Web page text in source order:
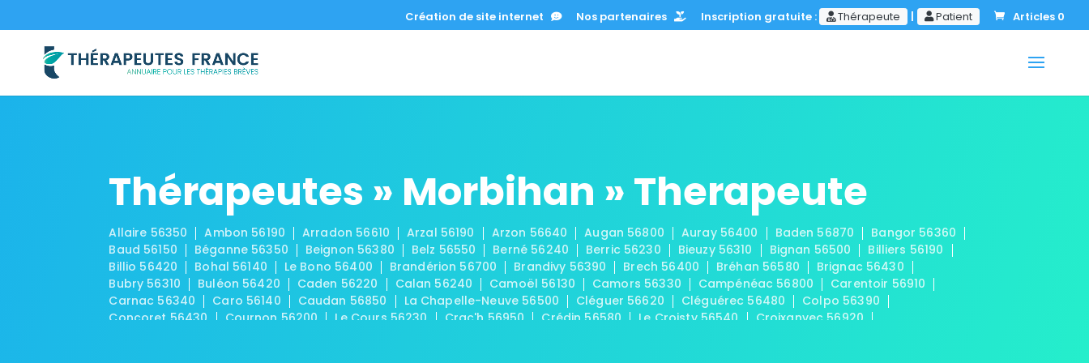
Création de site internet Nos partenaires Inscription gratuite : Thérapeute | Patient Articles 0
Thérapeutes » Morbihan » Therapeute
Allaire 56350 Ambon 56190 Arradon 56610 Arzal 56190 Arzon 56640 Augan 56800 Auray 56400 Baden 56870
Bangor 56360
Baud 56150
Béganne 56350 Beignon 56380 Belz 56550 Berné 56240 Berric 56230 Bieuzy 56310 Bignan 56500
Billiers 56190
Billio 56420
Bohal 56140 Le Bono 56400 Brandérion 56700 Brandivy 56390 Brech 56400 Bréhan 56580
Brignac 56430
Bubry 56310
Buléon 56420 Caden 56220 Calan 56240 Camoël 56130 Camors 56330 Campénéac 56800
Carentoir 56910
Carnac 56340
Caro 56140 Caudan 56850 La Chapelle-Neuve 56500 Cléguer 56620 Cléguérec 56480
Colpo 56390
Concoret 56430
Cournon 56200 Le Cours 56230 Crac'h 56950 Crédin 56580 Le Croisty 56540
Croixanvec 56920